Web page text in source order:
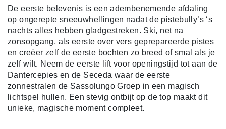
De eerste belevenis is een adembenemende afdaling
op ongerepte sneeuwhellingen nadat de pistebully’s ‘s
nachts alles hebben gladgestreken. Ski, net na
zonsopgang, als eerste over vers geprepareerde pistes
en creëer zelf de eerste bochten zo breed of smal als je
zelf wilt. Neem de eerste lift voor openingstijd tot aan de
Dantercepies en de Seceda waar de eerste
zonnestralen de Sassolungo Groep in een magisch
lichtspel hullen. Een stevig ontbijt op de top maakt dit
unieke, magische moment compleet.